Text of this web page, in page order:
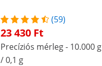
(59)
23 430 Ft
Precíziós mérleg - 10.000 g
/ 0,1 g